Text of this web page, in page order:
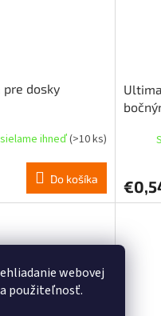
webovej
použiteľnosť.
dosky
ihneď(>10 ks)
Do košíka